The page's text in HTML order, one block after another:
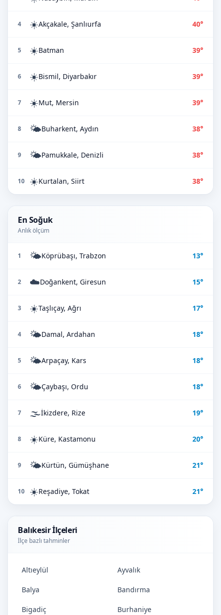
4 ☀️Akçakale, Şanlıurfa 40°
5 ☀️Batman 39°
6 ☀️Bismil, Diyarbakır 39°
7 ☀️Mut, Mersin 39°
8 🌤️Buharkent, Aydın 38°
9 🌤️Pamukkale, Denizli 38°
10 ☀️Kurtalan, Siirt 38°
En Soğuk
Anlık ölçüm
1 🌤️Köprübaşı, Trabzon 13°
2 ☁️Doğankent, Giresun 15°
3 ☀️Taşlıçay, Ağrı 17°
4 🌤️Damal, Ardahan 18°
5 🌤️Arpaçay, Kars 18°
6 🌤️Çaybaşı, Ordu 18°
7 🌫️İkizdere, Rize 19°
8 ☀️Küre, Kastamonu 20°
9 🌤️Kürtün, Gümüşhane 21°
10 ☀️Reşadiye, Tokat 21°
Balıkesir İlçeleri
İlçe bazlı tahminler
Altıeylül Ayvalık
Balya Bandırma
Bigadiç Burhaniye